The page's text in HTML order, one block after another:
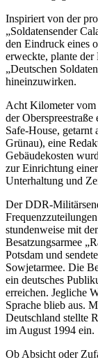
Inspiriert von der
„Soldatensender
den Eindruck eines
erweckte, plante
„Deutschen
hineinzuwirken.
Acht Kilometer vom
der
Safe-House,
Grünau), eine
Gebäudekosten
zur Einrichtung
Unterhaltung und
Der DDR-
stundenweise mit
Besatzungsarmee
Potsdam und
Sowjetarmee. Die
ein deutsches
erreichen. Jegliche
Sprache blieb aus.
Deutschland stellte
im August 1994 ein.
Ob Absicht oder